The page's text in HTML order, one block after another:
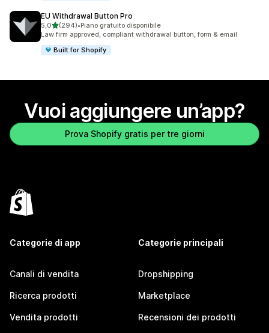
EU Withdrawal Button Pro
5,0stelle su 5
(294)
294 recensioni totali
•Piano gratuito disponibile
Law firm approved, compliant withdrawal button, form & email
Built for Shopify
Vuoi aggiungere un’app?
Prova Shopify gratis per tre giorni
Categorie di app
Canali di vendita
Ricerca prodotti
Vendita prodotti
Categorie principali
Dropshipping
Marketplace
Recensioni dei prodotti